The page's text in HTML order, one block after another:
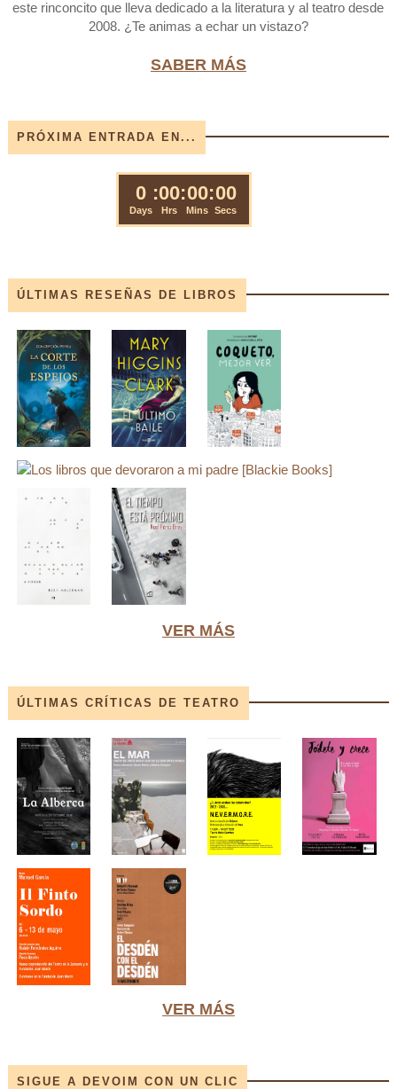
este rinconcito que lleva dedicado a la literatura y al teatro desde
2008. ¿Te animas a echar un vistazo?
SABER MÁS
PRÓXIMA ENTRADA EN...
ÚLTIMAS RESEÑAS DE LIBROS
VER MÁS
ÚLTIMAS CRÍTICAS DE TEATRO
VER MÁS
SIGUE A DEVOIM CON UN CLIC